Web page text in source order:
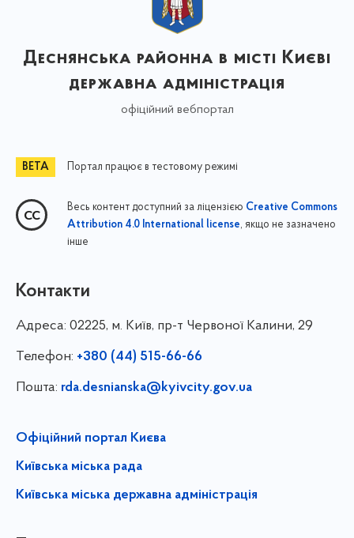
Деснянська районна в місті Києві
державна адміністрація
офіційний вебпортал
Портал працює в тестовому режимі
Весь контент доступний за ліцензією Creative Commons
Attribution 4.0 International license, якщо не зазначено
інше
Контакти
Адреса: 02225, м. Київ, пр-т Червоної Калини, 29
Телефон: +380 (44) 515-66-66
Пошта: rda.desnianska@kyivcity.gov.ua
Офіційний портал Києва
Київська міська рада
Київська міська державна адміністрація